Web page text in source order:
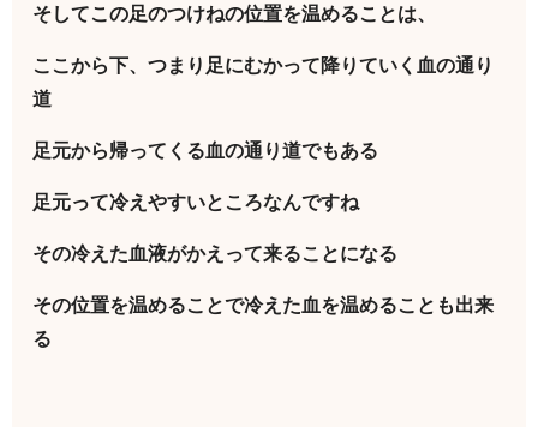
そしてこの足のつけねの位置を温めることは、
ここから下、つまり足にむかって降りていく血の通り
道
足元から帰ってくる血の通り道でもある
足元って冷えやすいところなんですね
その冷えた血液がかえって来ることになる
その位置を温めることで冷えた血を温めることも出来
る